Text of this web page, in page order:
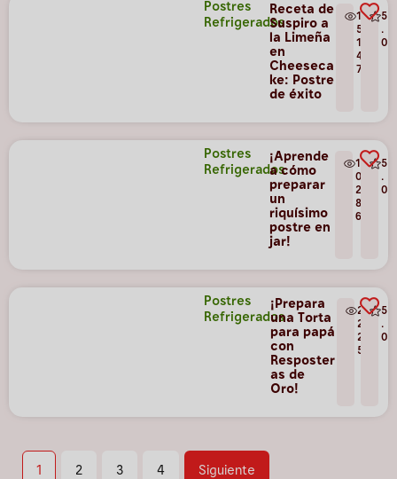
Postres
Refrigerados
Receta de
Suspiro a
la Limeña
en
Cheeseca
ke: Postre
de éxito
1
5
1
4
7
5
.
0
Postres
Refrigerados
¡Aprende
a cómo
preparar
un
riquísimo
postre en
jar!
1
0
2
8
6
5
.
0
Postres
Refrigerados
¡Prepara
una Torta
para papá
con
Resposter
as de
Oro!
2
2
2
5
5
.
0
1 2 3 4 Siguiente